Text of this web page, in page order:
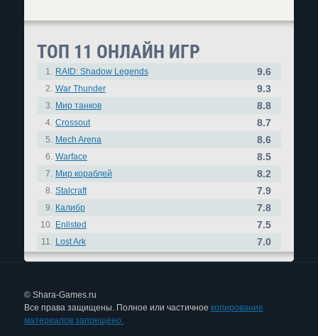
ТОП 11 ОНЛАЙН ИГР
1. RAID: Shadow Legends 9.6
2. War Thunder 9.3
3. Мир танков 8.8
4. Crossout 8.7
5. Mech Arena 8.6
6. Warface 8.5
7. Мир кораблей 8.2
8. Stalcraft 7.9
9. Калибр 7.8
10. Enlisted 7.5
11. Lost Ark 7.0
© Shara-Games.ru
Все права защищены. Полное или частичное копирование
материалов запрещено.